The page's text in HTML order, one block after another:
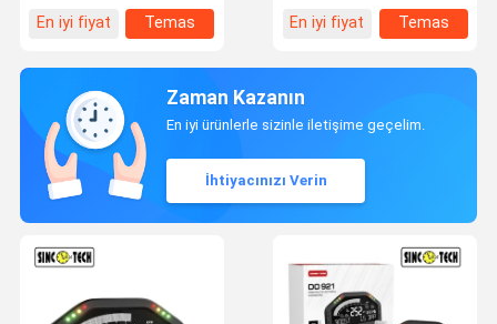
En iyi fiyat
Temas
En iyi fiyat
Temas
Zaman Kazanın
En iyi ürünlerle sizinle iletişime geçelim.
İhtiyacınızı Verin